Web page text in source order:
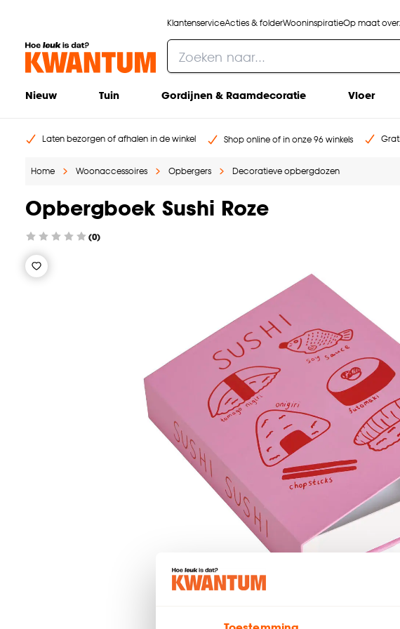
KlantenserviceActies & folderWooninspiratieOp maat
Nieuw Tuin Gordijnen & Raamdecoratie Vloer
Laten bezorgen of afhalen in de winkel Shop online of in onze 96 winkels
Home Woonaccessoires Opbergers Decoratieve opbergdozen
Opbergboek Sushi Roze
(0)